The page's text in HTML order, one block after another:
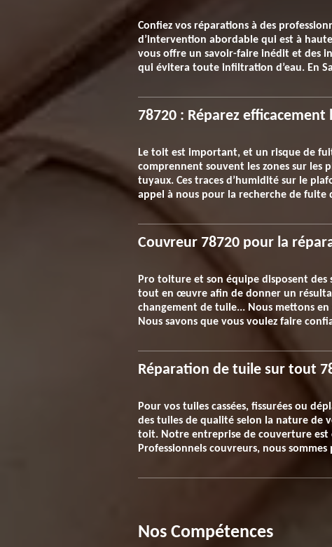
Confiez vos réparations à des
d’intervention abordable qui est à
vous offre un savoir-faire inédit et des
qui évitera toute infiltration d’eau. En
78720 : Réparez
Le toit est important, et un risque de
comprennent souvent les zones sur les
tuyaux. Ces traces d’humidité sur le
appel à nous pour la recherche de
Couvreur 78720 pour la
Pro toiture et son équipe disposent
tout en œuvre afin de donner un
changement de tuile... Nous mettons
Nous savons que vous voulez faire
Réparation de tuile sur tout
Pour vos tuiles cassées, fissurées ou
des tuiles de qualité selon la nature de
toit. Notre entreprise de couverture est
Professionnels couvreurs, nous
Nos Compétences